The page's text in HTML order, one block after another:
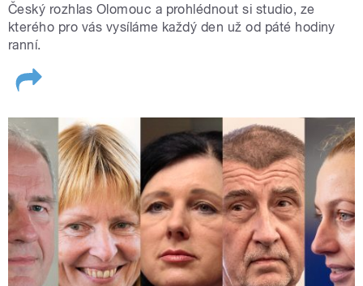
Český rozhlas Olomouc a prohlédnout si studio, ze
kterého pro vás vysíláme každý den už od páté hodiny
ranní.